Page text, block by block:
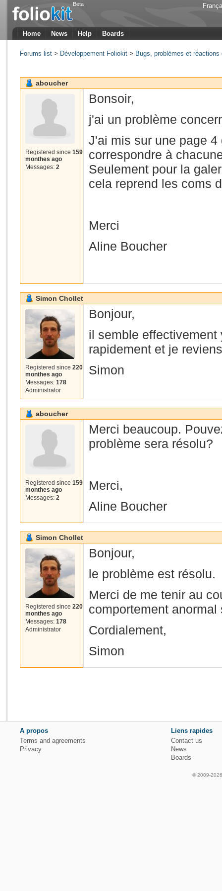
Beta
Home News Help Boards
Forums list > Développement Foliokit > Bugs, problèmes et réactions
aboucher
Registered since 159
monthes ago
Messages: 2
Bonsoir,
j'ai un problème
J'ai mis sur une page
correspondre à
Seulement pour la
cela reprend les coms
Merci
Aline Boucher
Simon Chollet
Registered since 220
monthes ago
Messages: 178
Administrator
Bonjour,
il semble
rapidement et je
Simon
aboucher
Registered since 159
monthes ago
Messages: 2
Merci beaucoup.
problème sera résolu?
Merci,
Aline Boucher
Simon Chollet
Registered since 220
monthes ago
Messages: 178
Administrator
Bonjour,
le problème est résolu.
Merci de me tenir au
comportement
Cordialement,
Simon
A propos
Terms and agreements
Privacy
Liens rapides
Contact us
News
Boards
© 2009-